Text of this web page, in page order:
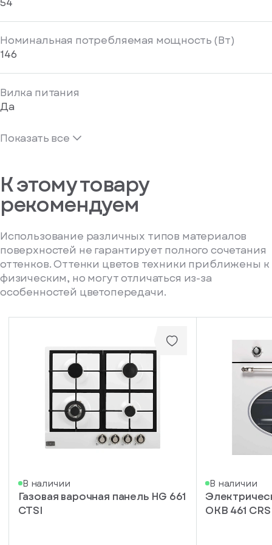
Номинальная потребляемая мощность (Вт)
146
Вилка питания
Да
Показать все
К этому товару
рекомендуем
Использование различных типов материалов
поверхностей не гарантирует полного сочетания
оттенков. Оттенки цветов техники приближены к
физическим, но могут отличаться из-за
особенностей цветопередачи.
В наличии
Газовая варочная панель HG 661
CTSI
В наличии
OKB 461